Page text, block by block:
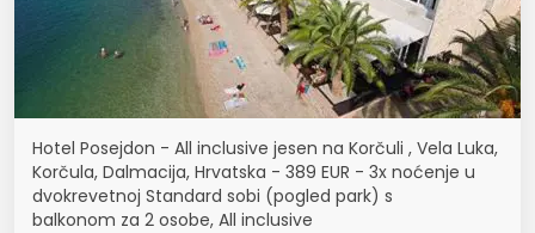
Hotel Posejdon - All inclusive jesen na Korčuli , Vela Luka,
Korčula, Dalmacija, Hrvatska - 389 EUR - 3x noćenje u
dvokrevetnoj Standard sobi (pogled park) s
balkonom za 2 osobe, All inclusive